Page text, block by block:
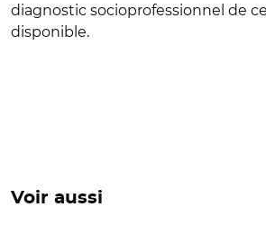
diagnostic socioprofessionnel de
disponible.
Voir aussi